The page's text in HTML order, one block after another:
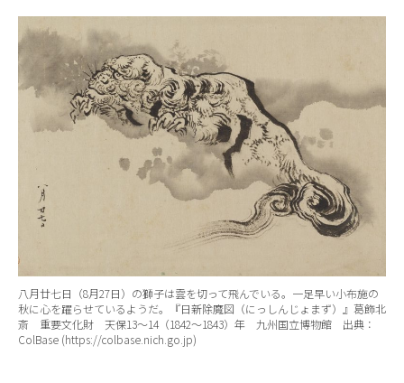
八月廿七日（8月27日）の獅子は雲を切って飛んでいる。一足早い小布施の
秋に心を躍らせているようだ。『日新除魔図（にっしんじょまず）』葛飾北
斎 重要文化財 天保13～14（1842～1843）年 九州国立博物館 出典：
ColBase (https://colbase.nich.go.jp)